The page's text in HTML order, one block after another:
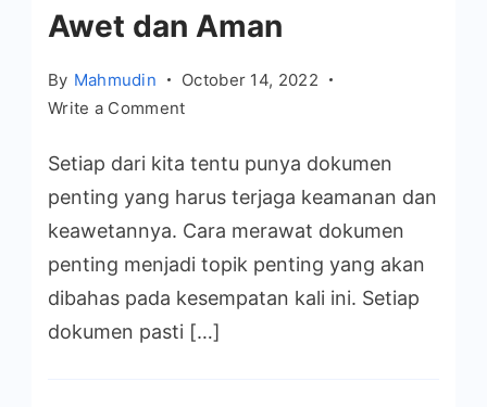
Awet dan Aman
By Mahmudin
October 14, 2022
Write a Commenton
Cara
Merawat
Dokumen
Agar
Awet
dan
Setiap dari kita tentu punya dokumen
penting yang harus terjaga keamanan dan
keawetannya. Cara merawat dokumen
penting menjadi topik penting yang akan
dibahas pada kesempatan kali ini. Setiap
dokumen pasti […]